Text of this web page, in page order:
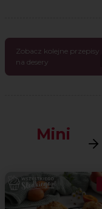
Zobacz kolejne przepisy
na desery
Mini